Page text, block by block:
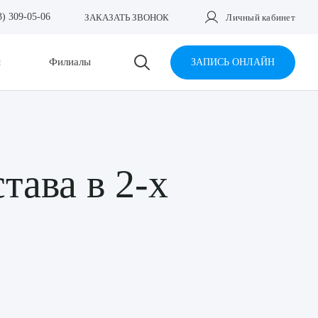
309-05-06 ЗАКАЗАТЬ ЗВОНОК Личный кабинет
Филиалы ЗАПИСЬ ОНЛАЙН
в 2-х